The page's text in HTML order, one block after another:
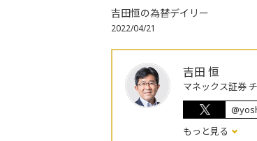
吉田恒の為替デイリー
2022/04/21
吉田 恒
マネックス証券
もっと見る